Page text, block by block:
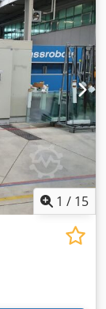
extrusora de
máquina
rellenar
de agua.
1 / 15